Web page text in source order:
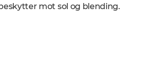
mot sol og blending.